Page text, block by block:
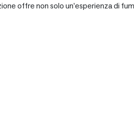
offre non solo un’esperienza di